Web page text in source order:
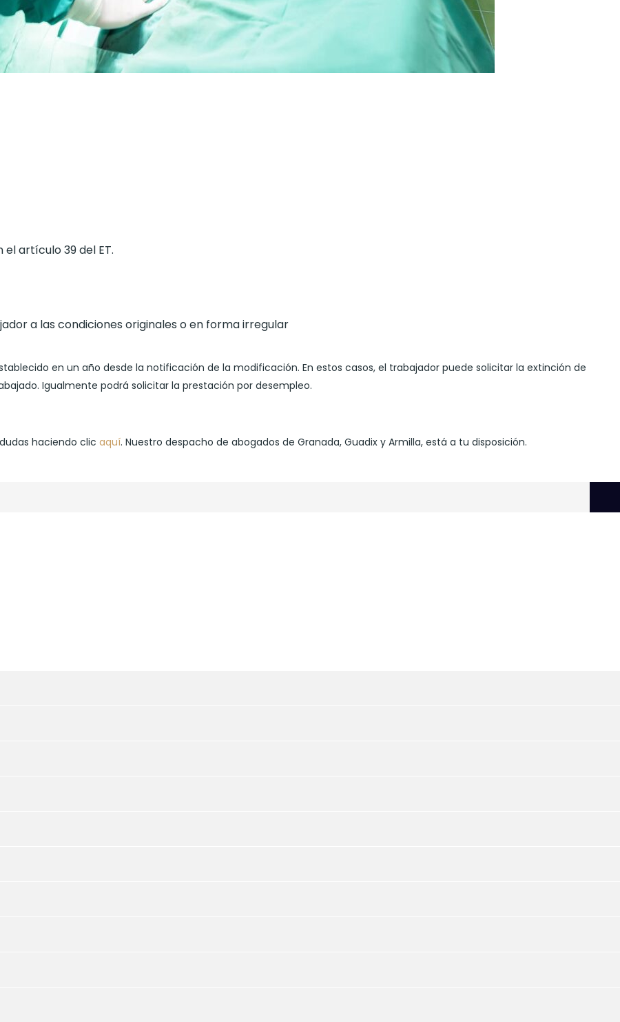
artículo 39 del ET.
a las condiciones originales o en forma irregular
en un año desde la notificación de la modificación. En estos casos, el trabajador puede solicitar la extinción de
Igualmente podrá solicitar la prestación por desempleo.
haciendo clic aquí. Nuestro despacho de abogados de Granada, Guadix y Armilla, está a tu disposición.